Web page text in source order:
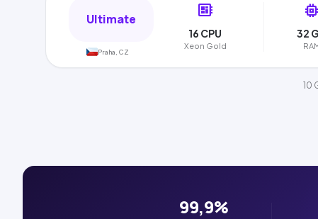
Ultimate
Praha, CZ
developer_board
16 CPU
Xeon Gold
memory
32
10
99,9%